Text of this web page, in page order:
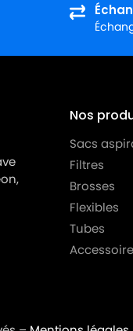
TURBO TB 33
GOLDSTAR TURBO V 3310
TURBO X
GOLDSTAR ULTRA PULSE
GOLDSTAR V 2700
GOLDSTAR V 2700 à V
Nos
Sacs
Filtres
Brosses
Flexibles
Tubes